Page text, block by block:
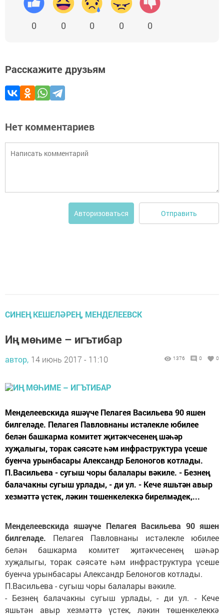
0 0 0 0 0
Расскажите друзьям
Нет комментариев
Авторизоваться Отправить
СИНЕҢ КЕШЕЛӘРЕҢ, МЕНДЕЛЕЕВСК
Иң мөһиме – игътибар
автор, 14 июнь 2017 - 11:10 1376 0 0
Менделеевскида яшәүче Пелагея Васильева 90 яшен
билгеләде. Пелагея Павловнаны истәлекле юбилее
белән башкарма комитет җитәкчесенең шәһәр
хуҗалыгы, торак сәясәте һәм инфраструктура үсеше
буенча урынбасары Александр Белоногов котлады.
П.Васильева - сугыш чоры балалары вәкиле. - Безнең
балачакны сугыш урлады, - ди ул. - Кече яшьтән авыр
хезмәттә үстек, ләкин төшенкелеккә бирелмәдек,...
Менделеевскида яшәүче Пелагея Васильева 90 яшен
билгеләде. Пелагея Павловнаны истәлекле юбилее
белән башкарма комитет җитәкчесенең шәһәр
хуҗалыгы, торак сәясәте һәм инфраструктура үсеше
буенча урынбасары Александр Белоногов котлады.
П.Васильева - сугыш чоры балалары вәкиле.
- Безнең балачакны сугыш урлады, - ди ул. - Кече
яшьтән авыр хезмәттә үстек, ләкин төшенкелеккә